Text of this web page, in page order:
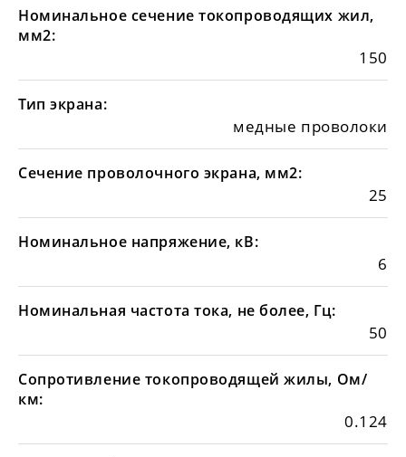
Номинальное сечение токопроводящих жил,
мм2:
150
Тип экрана:
медные проволоки
Сечение проволочного экрана, мм2:
25
Номинальное напряжение, кВ:
6
Номинальная частота тока, не более, Гц:
50
Сопротивление токопроводящей жилы, Ом/
км:
0.124